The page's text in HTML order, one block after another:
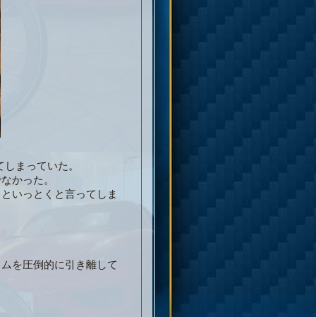
まっていた。
かった。
いっとくと言ってしま
を圧倒的に引き離して